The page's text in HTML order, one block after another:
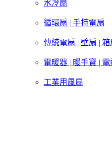
水冷扇
循環扇 | 手持電扇
傳統電扇 | 壁扇 | 箱
電暖器 | 暖手寶 |
工業用風扇